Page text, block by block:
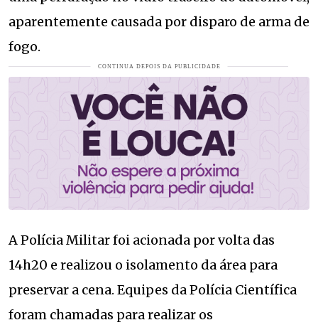
aparentemente causada por disparo de arma de
fogo.
A Polícia Militar foi acionada por volta das
14h20 e realizou o isolamento da área para
preservar a cena. Equipes da Polícia Científica
foram chamadas para realizar os